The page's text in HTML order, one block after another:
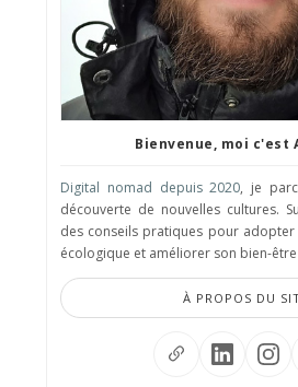
Bienvenue, moi c'est
Digital nomad depuis 2020, je
découverte de nouvelles cultures.
des conseils pratiques pour
écologique et améliorer son bien-
À PROPOS DU